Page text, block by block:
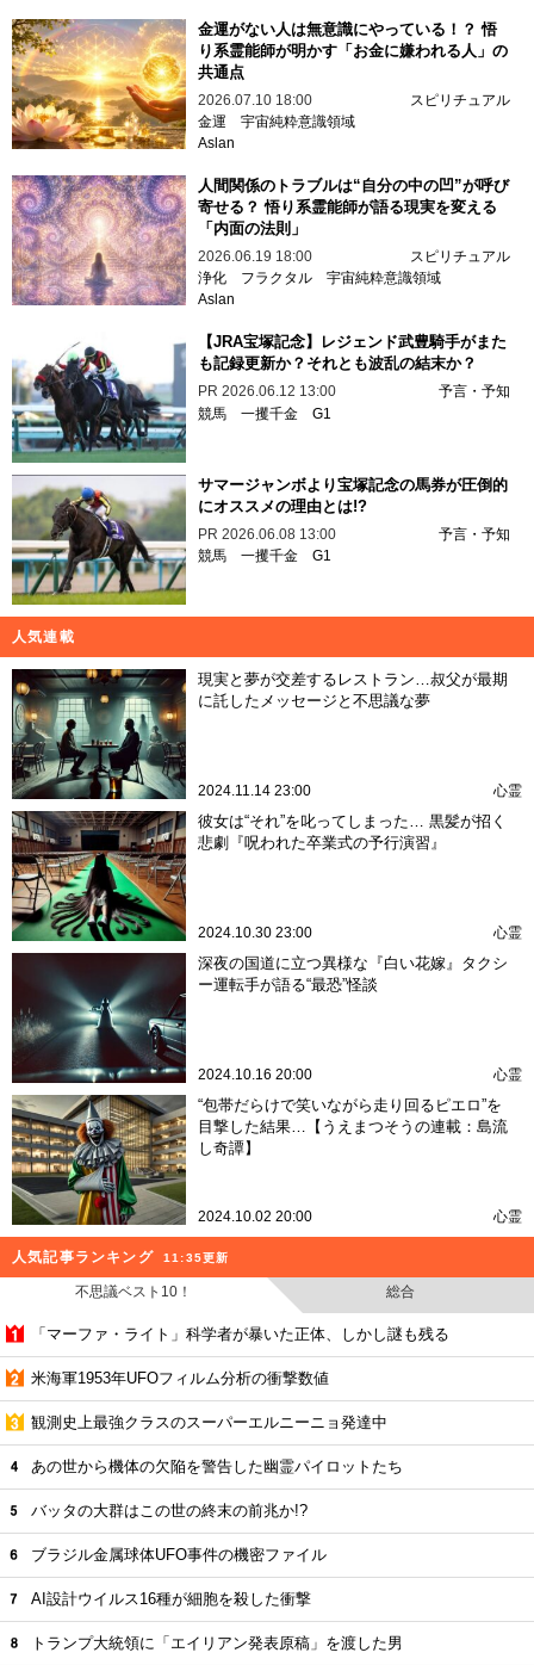
金運がない人は無意識にやっている！？ 悟
り系霊能師が明かす「お金に嫌われる人」の
共通点
2026.07.10 18:00
スピリチュアル
金運 宇宙純粋意識領域
Aslan
人間関係のトラブルは“自分の中の凹”が呼び
寄せる？ 悟り系霊能師が語る現実を変える
「内面の法則」
2026.06.19 18:00
スピリチュアル
浄化
フラクタル 宇宙純粋意識領域
Aslan
【JRA宝塚記念】レジェンド武豊騎手がまた
も記録更新か？それとも波乱の結末か？
PR 2026.06.12 13:00
予言・予知
競馬 一攫千金 G1
サマージャンボより宝塚記念の馬券が圧倒的
にオススメの理由とは!?
PR 2026.06.08 13:00
予言・予知
競馬 一攫千金 G1
人気連載
現実と夢が交差するレストラン…叔父が最期
に託したメッセージと不思議な夢
2024.11.14 23:00 心霊
彼女は“それ”を叱ってしまった… 黒髪が招く
悲劇『呪われた卒業式の予行演習』
2024.10.30 23:00 心霊
深夜の国道に立つ異様な『白い花嫁』タクシ
ー運転手が語る“最恐”怪談
2024.10.16 20:00 心霊
“包帯だらけで笑いながら走り回るピエロ”を
目撃した結果…【うえまつそうの連載：島流
し奇譚】
2024.10.02 20:00 心霊
人気記事ランキング 11:35更新
不思議ベスト10！ 総合
「マーファ・ライト」科学者が暴いた正体、しかし謎も残る
米海軍1953年UFOフィルム分析の衝撃数値
観測史上最強クラスのスーパーエルニーニョ発達中
あの世から機体の欠陥を警告した幽霊パイロットたち
バッタの大群はこの世の終末の前兆か!?
ブラジル金属球体UFO事件の機密ファイル
AI設計ウイルス16種が細胞を殺した衝撃
トランプ大統領に「エイリアン発表原稿」を渡した男